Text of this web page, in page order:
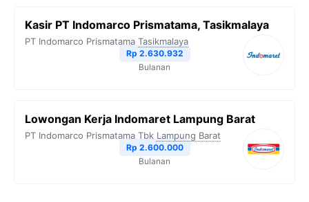
Kasir PT Indomarco Prismatama, Tasikmalaya
PT Indomarco Prismatama Tasikmalaya
Rp 2.630.932
Bulanan
Lowongan Kerja Indomaret Lampung Barat
PT Indomarco Prismatama Tbk Lampung Barat
Rp 2.600.000
Bulanan